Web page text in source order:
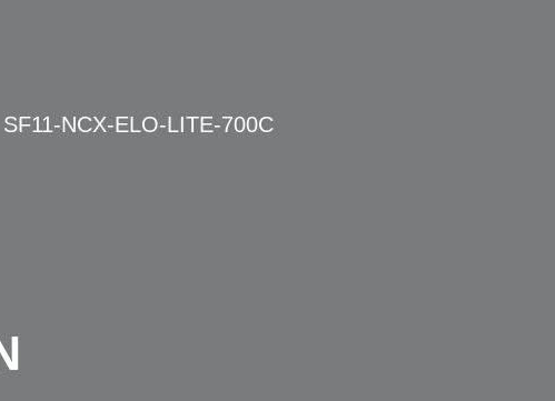
NCX-ELO-LITE-700C